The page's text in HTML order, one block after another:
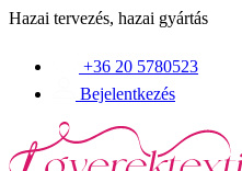
Hazai tervezés, hazai gyártás
+36 20 5780523
Bejelentkezés